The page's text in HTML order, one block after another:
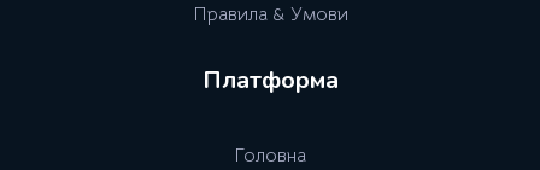
Правила & Умови
Платформа
Головна